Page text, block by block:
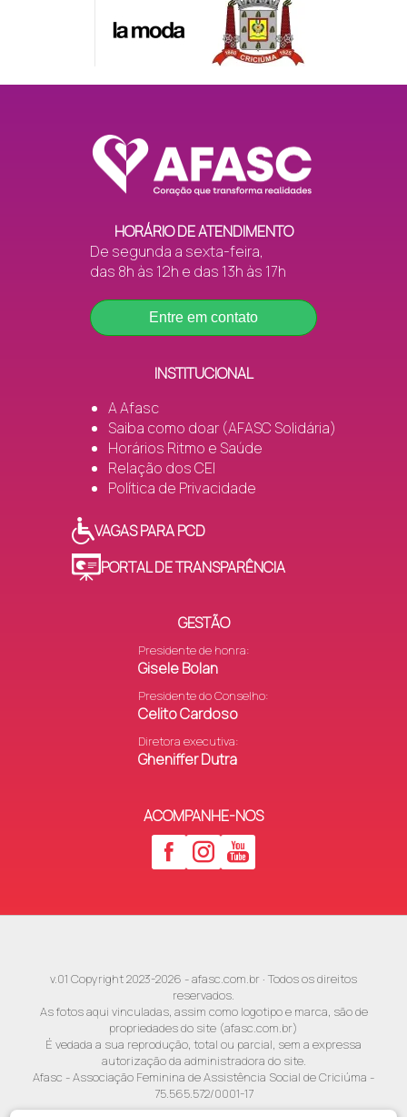
HORÁRIO DE ATENDIMENTO
De segunda a sexta-feira,
das 8h às 12h e das 13h às 17h
Entre em contato
INSTITUCIONAL
A Afasc
Saiba como doar (AFASC Solidária)
Horários Ritmo e Saúde
Relação dos CEI
Política de Privacidade
VAGAS PARA PCD
PORTAL DE TRANSPARÊNCIA
GESTÃO
Presidente de honra:
Gisele Bolan
Presidente do Conselho:
Celito Cardoso
Diretora executiva:
Gheniffer Dutra
ACOMPANHE-NOS
v.01 Copyright 2023-2026 - afasc.com.br · Todos os direitos
reservados.
As fotos aqui vinculadas, assim como logotipo e marca, são de
propriedades do site (afasc.com.br)
É vedada a sua reprodução, total ou parcial, sem a expressa
autorização da administradora do site.
Afasc - Associação Feminina de Assistência Social de Criciúma -
75.565.572/0001-17